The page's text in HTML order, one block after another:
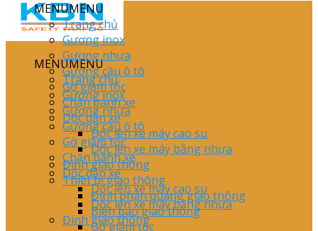
MENUMENU
Trang chủ
Gương inox
Gương nhựa
Gương cầu ô tô
Gờ giảm tốc
Chặn bánh xe
Dốc dẫn xe
Dốc lên xe máy cao su
Dốc lên xe máy bằng nhựa
Đinh giao thông
MENUMENU
Trang chủ
Gương inox
Gương nhựa
Gương cầu ô tô
Gờ giảm tốc
Chặn bánh xe
Dốc dẫn xe
Dốc lên xe máy cao su
Dốc lên xe máy bằng nhựa
Đinh giao thông
Thiết bị giao thông
Đinh phản quang giao thông
Biển báo giao thông
Gờ giảm tốc